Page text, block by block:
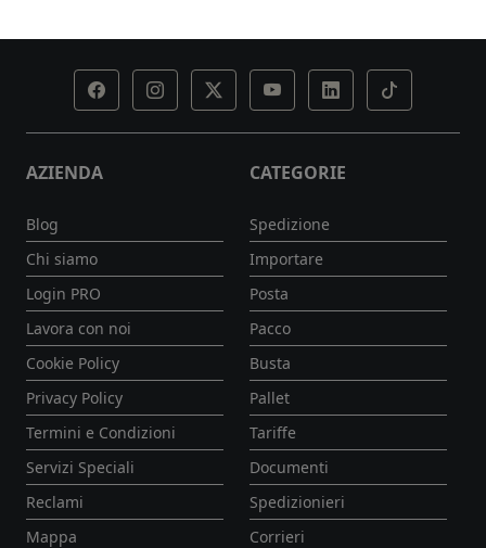
AZIENDA
Blog
Chi siamo
Login PRO
Lavora con noi
Cookie Policy
Privacy Policy
Termini e Condizioni
Servizi Speciali
Reclami
Mappa
CATEGORIE
Spedizione
Importare
Posta
Pacco
Busta
Pallet
Tariffe
Documenti
Spedizionieri
Corrieri